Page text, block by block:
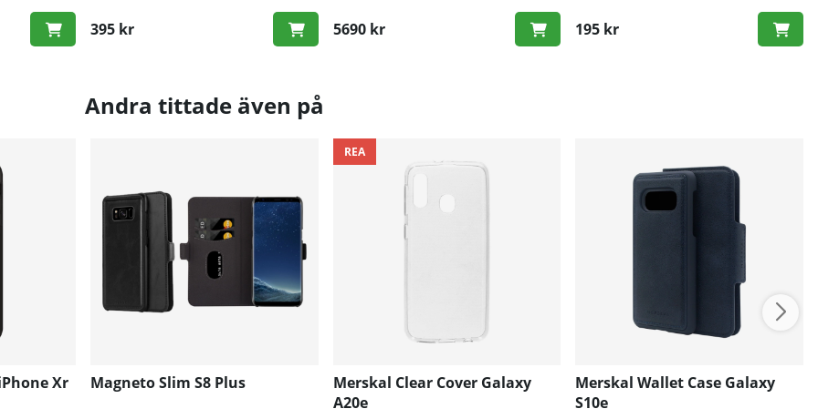
395 kr
5690 kr
195 kr
Andra tittade även på
Xr Magneto Slim S8 Plus
REA
Merskal Clear Cover Galaxy
A20e
Merskal Wallet Case Galaxy
S10e